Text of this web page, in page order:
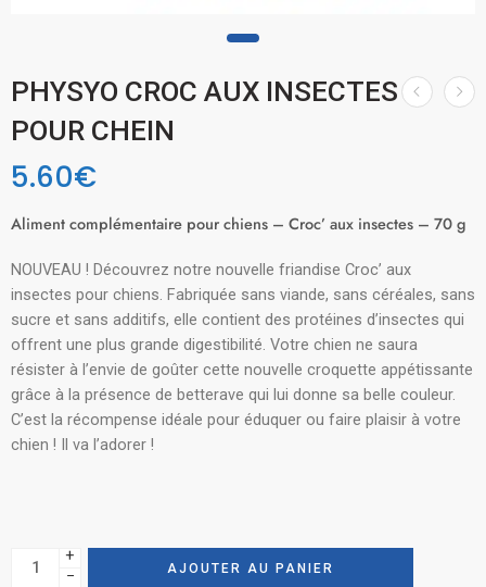
PHYSYO CROC AUX INSECTES
POUR CHEIN
5.60€
Aliment complémentaire pour chiens – Croc’ aux insectes – 70 g
NOUVEAU ! Découvrez notre nouvelle friandise Croc’ aux
insectes pour chiens. Fabriquée sans viande, sans céréales, sans
sucre et sans additifs, elle contient des protéines d’insectes qui
offrent une plus grande digestibilité. Votre chien ne saura
résister à l’envie de goûter cette nouvelle croquette appétissante
grâce à la présence de betterave qui lui donne sa belle couleur.
C’est la récompense idéale pour éduquer ou faire plaisir à votre
chien ! Il va l’adorer !
+
−
AJOUTER AU PANIER